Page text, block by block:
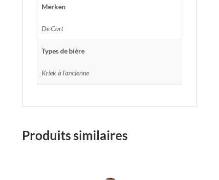
Merken
De Cort
Types de bière
Kriek à l'ancienne
Produits similaires